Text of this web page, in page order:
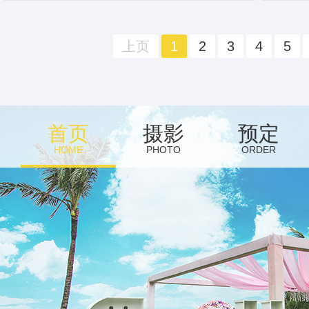
上页 1 2 3 4 5
首页
HOME
摄影
PHOTO
预定
ORDER